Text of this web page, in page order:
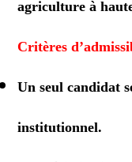
agriculture à
Critères
Un seul candidat
institutionnel.